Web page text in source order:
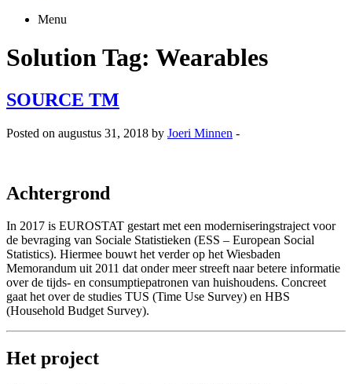
Menu
Solution Tag: Wearables
SOURCE TM
Posted on augustus 31, 2018 by Joeri Minnen -
Achtergrond
In 2017 is EUROSTAT gestart met een moderniseringstraject voor
de bevraging van Sociale Statistieken (ESS – European Social
Statistics). Hiermee bouwt het verder op het Wiesbaden
Memorandum uit 2011 dat onder meer streeft naar betere informatie
over de tijds- en consumptiepatronen van huishoudens. Concreet
gaat het over de studies TUS (Time Use Survey) en HBS
(Household Budget Survey).
Het project